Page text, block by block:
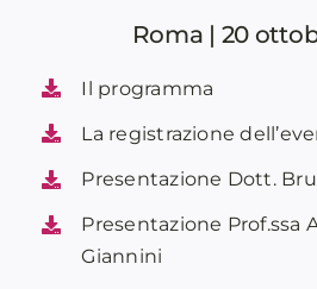
Roma | 20
Il programma
La registrazione
Presentazione Dott.
Presentazione Prof.ssa
Giannini